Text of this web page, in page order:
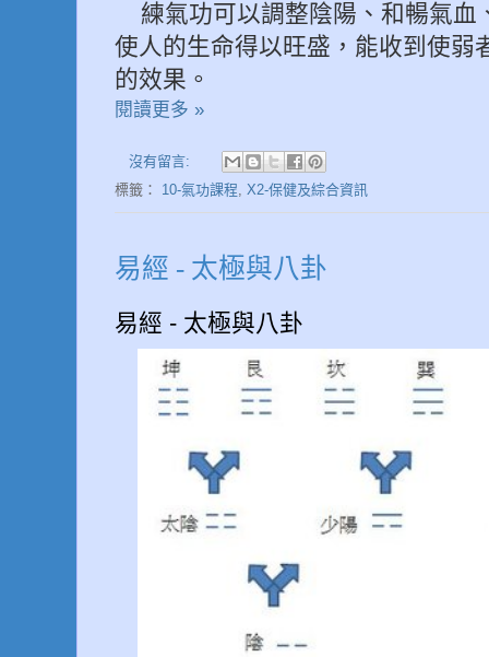
練氣功可以調整陰陽、和暢氣血
使人的生命得以旺盛，能收到使弱
的效果。
閱讀更多 »
沒有留言:
標籤： 10-氣功課程, X2-保健及綜合資訊
易經 - 太極與八卦
易經 - 太極與八卦